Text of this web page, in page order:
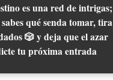
es una red de intrigas;
qué senda tomar, tira
🎲 y deja que el azar
tu próxima entrada